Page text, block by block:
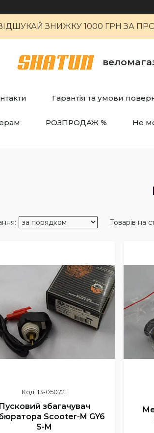
ЗНИЖКУ 1000 ГРН ЗА
Гарантія та умови
РОЗПРОДАЖ % Не
13-050721
Пусковий збагачувач
Scooter-M GY6
S-M